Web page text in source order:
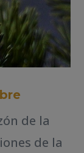
de la
de la